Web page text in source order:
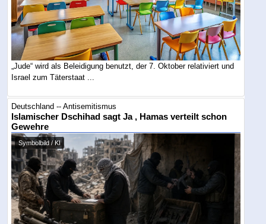
„Jude“ wird als Beleidigung benutzt, der 7. Oktober relativiert und
Israel zum Täterstaat ...
Deutschland -- Antisemitismus
Islamischer Dschihad sagt Ja , Hamas verteilt schon
Gewehre
Symbolbild / KI